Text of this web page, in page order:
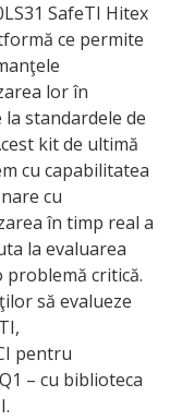
SafeTI Hitex
ce permite
lor în
standardele de
kit de ultimă
cu capabilitatea
cu
în timp real a
la evaluarea
critică.
să evalueze
pentru
– cu bibli­oteca